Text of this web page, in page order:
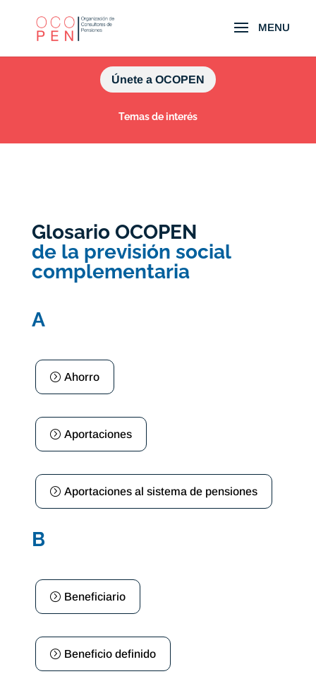
Únete a OCOPEN
Temas de interés
Glosario OCOPEN
de la previsión social
complementaria
A
Ahorro
Aportaciones
Aportaciones al sistema de pensiones
B
Beneficiario
Beneficio definido